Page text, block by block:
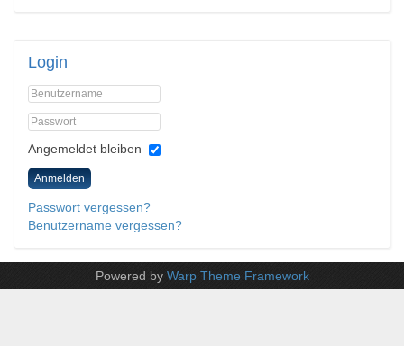
Login
Angemeldet bleiben
Anmelden
Passwort vergessen?
Benutzername vergessen?
Powered by Warp Theme Framework